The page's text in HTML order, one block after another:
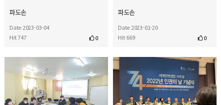
파도손
Date 2023-03-04
Hit 747
0
파도손
Date 2023-01-20
Hit 669
0